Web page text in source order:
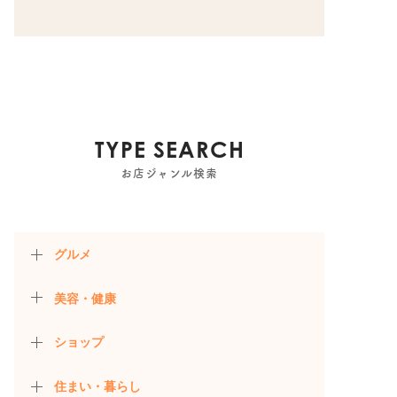
TYPE SEARCH
お店ジャンル検索
グルメ
美容・健康
ショップ
住まい・暮らし